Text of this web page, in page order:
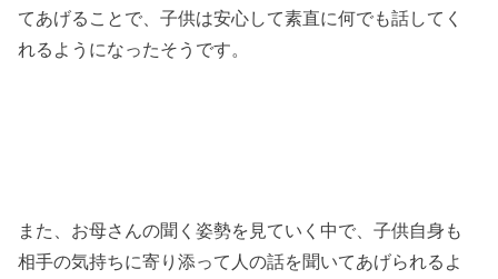
てあげることで、子供は安心して素直に何でも話してく
れるようになったそうです。
また、お母さんの聞く姿勢を見ていく中で、子供自身も
相手の気持ちに寄り添って人の話を聞いてあげられるよ